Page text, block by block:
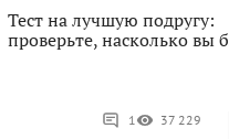
Тест на лучшую подругу:
проверьте, насколько вы
1 37 229